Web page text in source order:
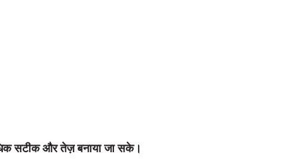
सटीक और तेज़ बनाया जा सके।